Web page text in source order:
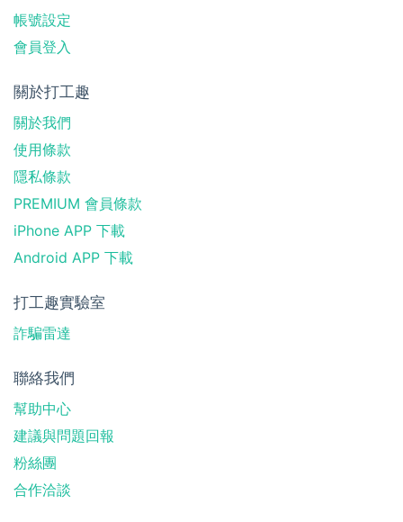
帳號設定
會員登入
關於打工趣
關於我們
使用條款
隱私條款
PREMIUM 會員條款
iPhone APP 下載
Android APP 下載
打工趣實驗室
詐騙雷達
聯絡我們
幫助中心
建議與問題回報
粉絲團
合作洽談